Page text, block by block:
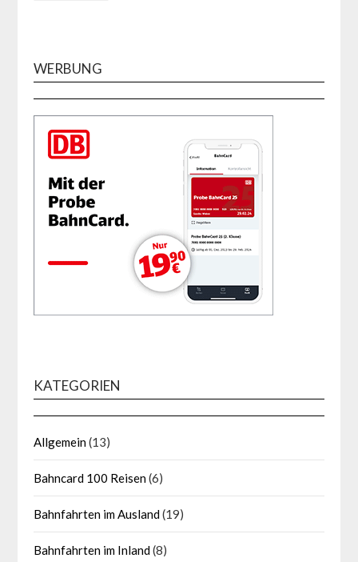
WERBUNG
KATEGORIEN
Allgemein(13)
Bahncard 100 Reisen(6)
Bahnfahrten im Ausland(19)
Bahnfahrten im Inland(8)